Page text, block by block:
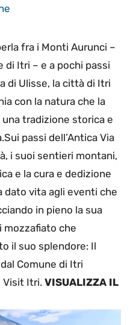
fra i Monti Aurunci –
di Itri – e a pochi passi
di Ulisse, la città di Itri
con la natura che la
tradizione storica e
passi dell’Antica Via
i suoi sentieri montani,
e la cura e dedizione
dato vita agli eventi che
in pieno la sua
mozzafiato che
il suo splendore: Il
Comune di Itri
Visit Itri. VISUALIZZA IL